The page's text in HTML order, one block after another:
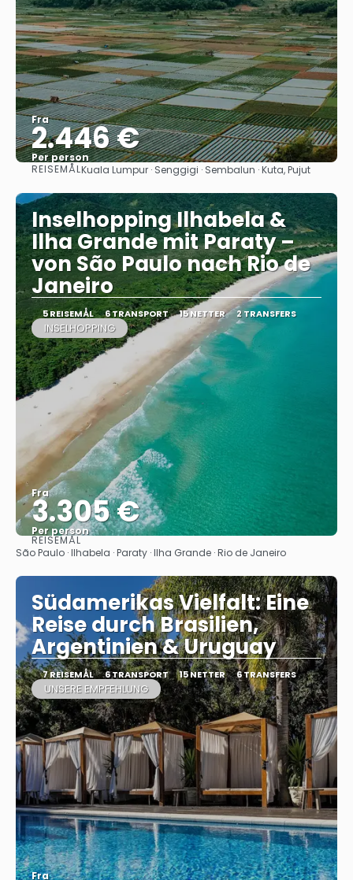
Fra
2.446 €
Per person
Se
REISEMÅLKuala Lumpur · Senggigi · Sembalun · Kuta, Pujut
Inselhopping Ilhabela &
Ilha Grande mit Paraty –
von São Paulo nach Rio de
Janeiro
5 REISEMÅL 6 TRANSPORT 15 NETTER 2 TRANSFERS
INSELHOPPING
Fra
3.305 €
Per person
Se
REISEMÅL
São Paulo · Ilhabela · Paraty · Ilha Grande · Rio de Janeiro
Südamerikas Vielfalt: Eine
Reise durch Brasilien,
Argentinien & Uruguay
7 REISEMÅL 6 TRANSPORT 15 NETTER 6 TRANSFERS
UNSERE EMPFEHLUNG
Fra